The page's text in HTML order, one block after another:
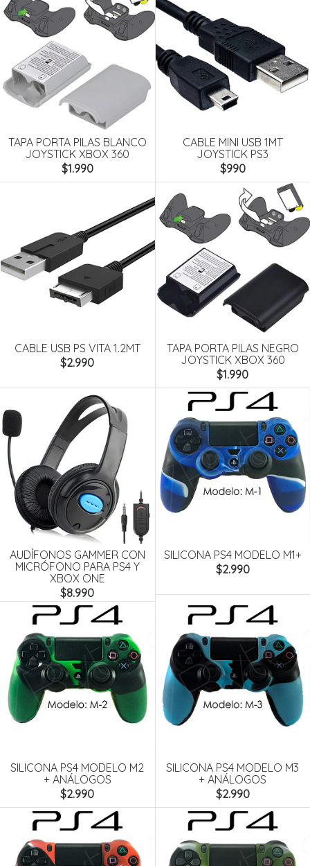
TAPA PORTA PILAS BLANCO
JOYSTICK XBOX 360
$1.990
CABLE MINI USB 1MT
JOYSTICK PS3
$990
CABLE USB PS VITA 1.2MT
$2.990
TAPA PORTA PILAS NEGRO
JOYSTICK XBOX 360
$1.990
AUDÍFONOS GAMMER CON
MICRÓFONO PARA PS4 Y
XBOX ONE
$8.990
SILICONA PS4 MODELO M1+
$2.990
SILICONA PS4 MODELO M2
+ ANÁLOGOS
$2.990
SILICONA PS4 MODELO M3
+ ANÁLOGOS
$2.990